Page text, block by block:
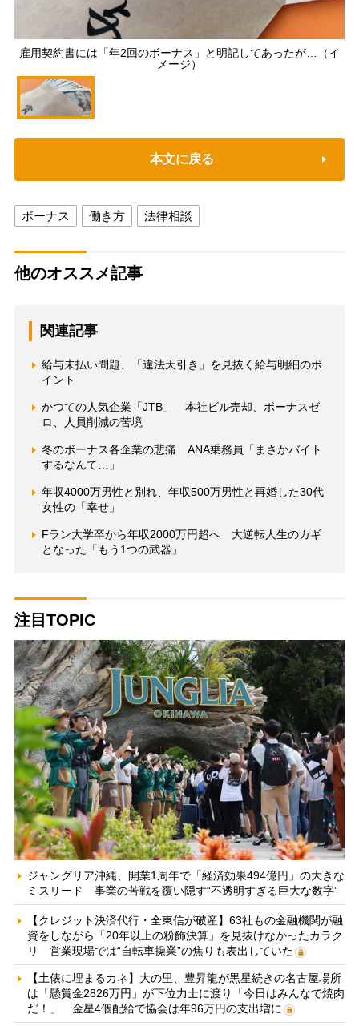
雇用契約書には「年2回のボーナス」と明記してあったが…（イ
メージ）
本文に戻る
ボーナス 働き方 法律相談
他のオススメ記事
関連記事
給与未払い問題、「違法天引き」を見抜く給与明細のポ
イント
かつての人気企業「JTB」 本社ビル売却、ボーナスゼ
ロ、人員削減の苦境
冬のボーナス各企業の悲痛 ANA乗務員「まさかバイト
するなんて…」
年収4000万男性と別れ、年収500万男性と再婚した30代
女性の「幸せ」
Fラン大学卒から年収2000万円超へ 大逆転人生のカギ
となった「もう1つの武器」
注目TOPIC
ジャングリア沖縄、開業1周年で「経済効果494億円」の大きな
ミスリード 事業の苦戦を覆い隠す“不透明すぎる巨大な数字”
【クレジット決済代行・全東信が破産】63社もの金融機関が融
資をしながら「20年以上の粉飾決算」を見抜けなかったカラク
リ 営業現場では“自転車操業”の焦りも表出していた
【土俵に埋まるカネ】大の里、豊昇龍が黒星続きの名古屋場所
は「懸賞金2826万円」が下位力士に渡り「今日はみんなで焼肉
だ！」 金星4個配給で協会は年96万円の支出増に